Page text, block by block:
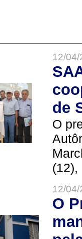
12/
de
O
(12),
12/
O